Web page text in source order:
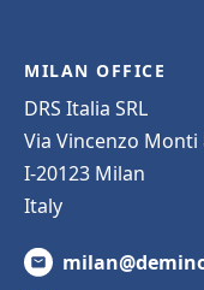
MILAN OFFICE
DRS Italia SRL
Via Vincenzo Monti
I-20123 Milan
Italy